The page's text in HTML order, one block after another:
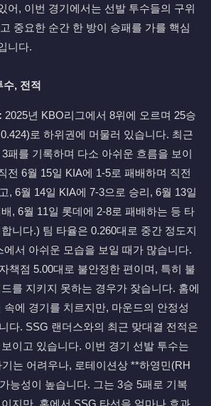
어, 이번 경기에서는 선발 투수들의 구위
중요한 순간 한 방이 승패를 가를 핵심
니다.
, 전적
2025년 KBO리그에서 8위에 오르며 25승
로 하위권에 머물러 있습니다. 최근
패를 기록하며 다소 아쉬운 흐름을 보이
전 6월 15일 KIA에 1-5로 패배하며 직전
, 6월 14일 KIA에 7-3으로 승리, 6월 13일
, 6월 11일 롯데에 2-8로 패배하는 등 타
니다.) 팀 타율은 0.260대로 중간 정도지
에서 아쉬운 모습을 보일 때가 많습니다.
책점 5.00대로 불안정한 편이며, 특히 불
를 지키지 못하는 경우가 잦습니다. 홈에
속에 경기를 치르지만, 마운드의 안정성
다. SSG 랜더스와의 최근 맞대결 전적은
이고 있습니다. 이번 경기 선발 투수는
는 어려우나, 로테이션상 **하영민(RH
능성이 높습니다. 그는 3승 5패로 기복
지만, 홈에서 SSG 타선을 얼마나 효과